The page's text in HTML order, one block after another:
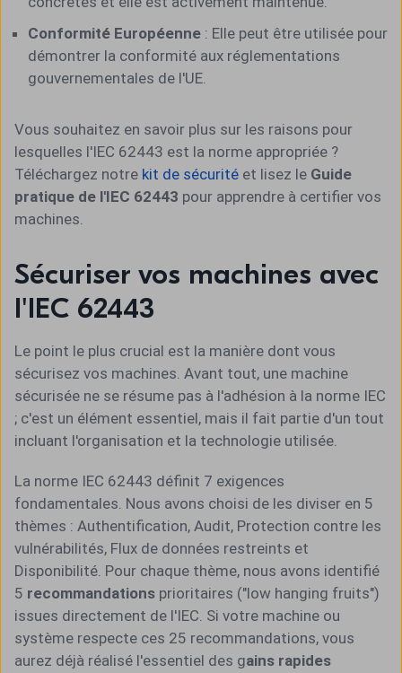
Conformité Européenne : Elle peut être utilisée pour
démontrer la conformité aux réglementations
gouvernementales de l'UE.
Vous souhaitez en savoir plus sur les raisons pour
lesquelles l'IEC 62443 est la norme appropriée ?
Téléchargez notre kit de sécurité et lisez le Guide
pratique de l'IEC 62443 pour apprendre à certifier vos
machines.
Sécuriser vos machines avec
l'IEC 62443
Le point le plus crucial est la manière dont vous
sécurisez vos machines. Avant tout, une machine
sécurisée ne se résume pas à l'adhésion à la norme IEC
; c'est un élément essentiel, mais il fait partie d'un tout
incluant l'organisation et la technologie utilisée.
La norme IEC 62443 définit 7 exigences
fondamentales. Nous avons choisi de les diviser en 5
thèmes : Authentification, Audit, Protection contre les
vulnérabilités, Flux de données restreints et
Disponibilité. Pour chaque thème, nous avons identifié
5 recommandations prioritaires ("low hanging fruits")
issues directement de l'IEC. Si votre machine ou
système respecte ces 25 recommandations, vous
aurez déjà réalisé l'essentiel des gains rapides